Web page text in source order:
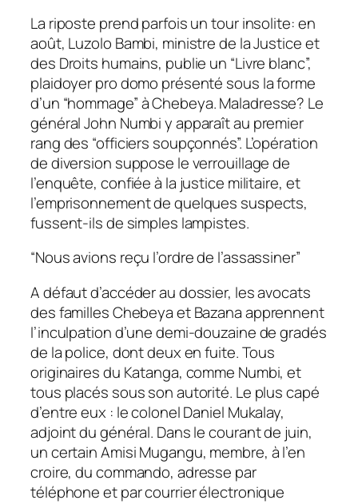
La riposte prend parfois un tour insolite: en
août, Luzolo Bambi, ministre de la Justice et
des Droits humains, publie un “Livre blanc”,
plaidoyer pro domo présenté sous la forme
d’un “hommage” à Chebeya. Maladresse? Le
général John Numbi y apparaît au premier
rang des “officiers soupçonnés”. L’opération
de diversion suppose le verrouillage de
l’enquête, confiée à la justice militaire, et
l’emprisonnement de quelques suspects,
fussent-ils de simples lampistes.
“Nous avions reçu l’ordre de l’assassiner”
A défaut d’accéder au dossier, les avocats
des familles Chebeya et Bazana apprennent
l’inculpation d’une demi-douzaine de gradés
de la police, dont deux en fuite. Tous
originaires du Katanga, comme Numbi, et
tous placés sous son autorité. Le plus capé
d’entre eux : le colonel Daniel Mukalay,
adjoint du général. Dans le courant de juin,
un certain Amisi Mugangu, membre, à l’en
croire, du commando, adresse par
téléphone et par courrier électronique